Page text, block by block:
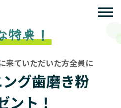
特典！
来ていただいた方全員に
グ歯磨き粉
ント！